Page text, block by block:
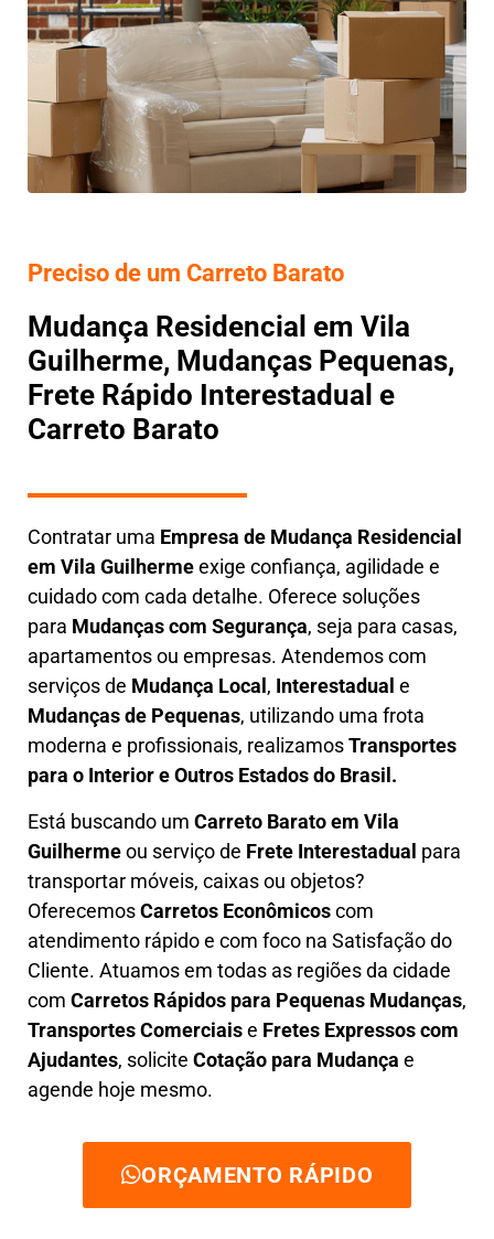
Preciso de um Carreto Barato
Mudança Residencial em Vila
Guilherme, Mudanças Pequenas,
Frete Rápido Interestadual e
Carreto Barato
Contratar uma Empresa de Mudança Residencial
em Vila Guilhermeexige confiança, agilidade e
cuidado com cada detalhe. Oferece soluções
para Mudanças com Segurança, seja para casas,
apartamentos ou empresas. Atendemos com
serviços de Mudança Local , Interestadual e
Mudanças de Pequenas, utilizando uma frota
moderna e profissionais, realizamosTransportes
para o Interior e Outros Estados do Brasil.
Está buscando um Carreto Barato em Vila
Guilhermeou serviço de Frete Interestadual para
transportar móveis, caixas ou objetos?
OferecemosCarretos Econômicoscom
atendimento rápido e com foco na Satisfação do
Cliente. Atuamos em todas as regiões da cidade
com Carretos Rápidos para Pequenas Mudanças,
TransportesComerciaise Fretes Expressos com
Ajudantes, solicite Cotação para Mudança e
agende hoje mesmo.
ORÇAMENTO RÁPIDO